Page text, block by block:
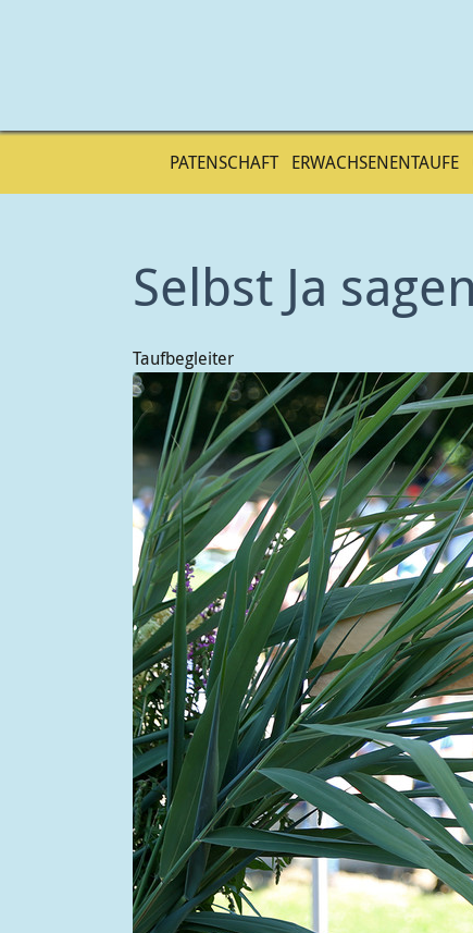
PATENSCHAFT ERWACHSENENTAUFE
Selbst Ja
Taufbegleiter